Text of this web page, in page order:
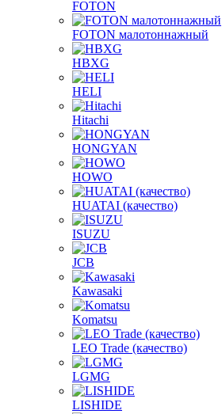
FOTON
FOTON малотоннажный
HBXG
HELI
Hitachi
HONGYAN
HOWO
HUATAI (качество)
ISUZU
JCB
Kawasaki
Komatsu
LEO Trade (качество)
LGMG
LISHIDE